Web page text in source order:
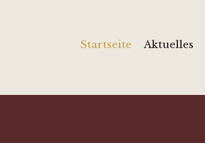
Startseite Aktuelles